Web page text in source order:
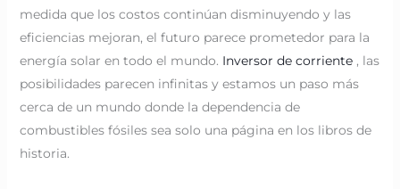
medida que los costos continúan disminuyendo y las
eficiencias mejoran, el futuro parece prometedor para la
energía solar en todo el mundo. Inversor de corriente, las
posibilidades parecen infinitas y estamos un paso más
cerca de un mundo donde la dependencia de
combustibles fósiles sea solo una página en los libros de
historia.